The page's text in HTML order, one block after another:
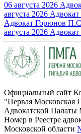
06 августа 2026
августа 2026
Адвокат Горюнов
августа 2026
Официальный сайт
"Первая Московская
Адвокатской Палаты
Номер в Реестре
Московской области